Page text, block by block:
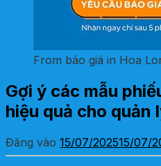
From báo giá in Hoa
Gợi ý các mẫu
hiệu quả cho quản
Đăng vào 15/07/202515/07/